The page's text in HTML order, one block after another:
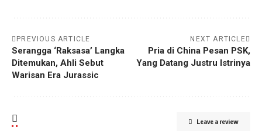
PREVIOUS ARTICLE
Serangga ‘Raksasa’ Langka
Ditemukan, Ahli Sebut
Warisan Era Jurassic
NEXT ARTICLE
Pria di China Pesan PSK,
Yang Datang Justru Istrinya
Leave a review